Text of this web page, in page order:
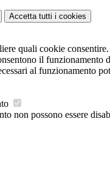
Accetta tutti i cookies
quali cookie consentire.
il funzionamento
al funzionamento
non possono essere